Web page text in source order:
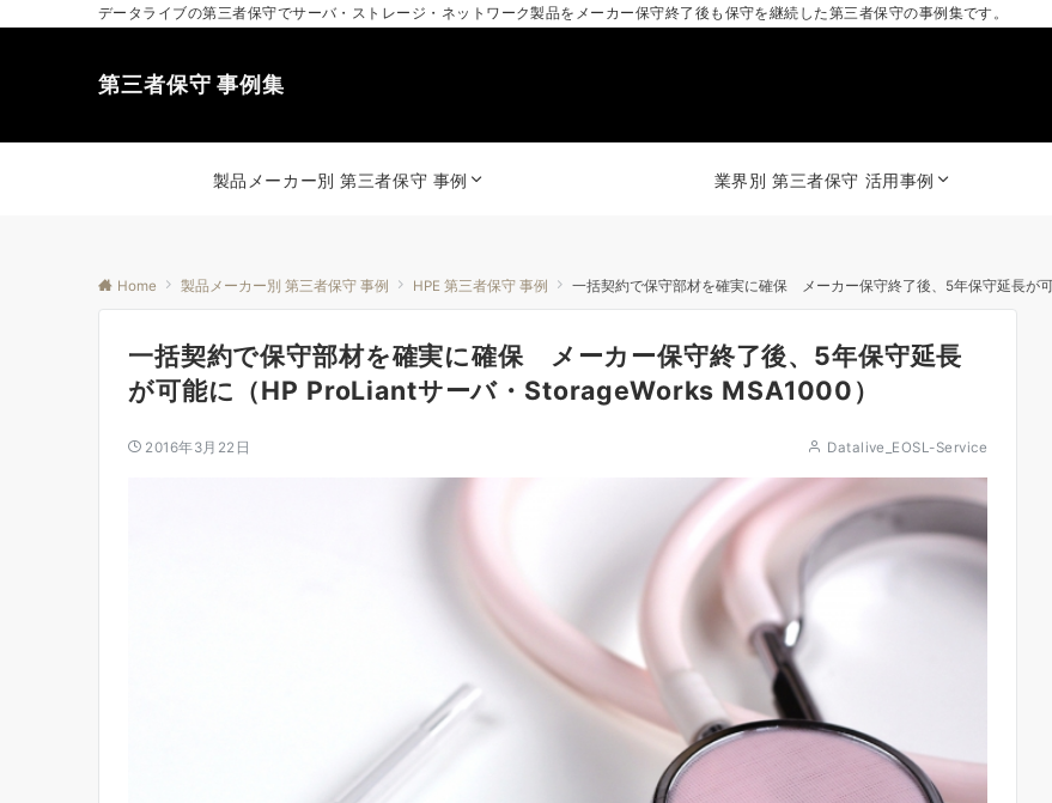
データライブの第三者保守でサーバ・ストレージ・ネットワーク製品をメーカー保守終了後も保守を継続した第三者保守の事例集です。
第三者保守 事例集
製品メーカー別 第三者保守 事例 業界別 第三者保守 活用事例
Home 製品メーカー別 第三者保守 事例 HPE 第三者保守 事例 一括契約で保守部材を確実に確保 メーカー保守終了後、5年保守延長が
一括契約で保守部材を確実に確保 メーカー保守終了後、5年保守延長
が可能に（HP ProLiantサーバ・StorageWorks MSA1000）
2016年3月22日 Datalive_EOSL-Service